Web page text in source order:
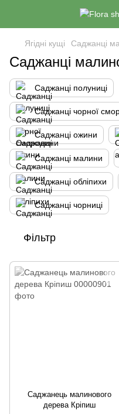
Ягідні кущі Саджанці
Саджанці
Саджанці полуниці
Саджанці чорної
Саджанці ожини
Саджанці малини
Саджанці обліпихи
Саджанці чорниці
Фільтр
Саджанець малинового
дерева Кріпиш